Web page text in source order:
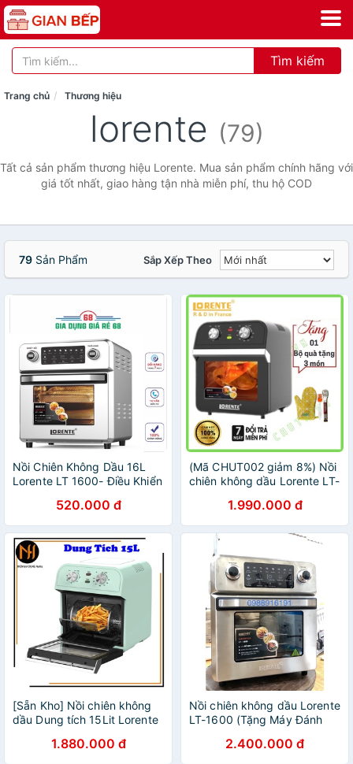
Tìm kiếm
Trang chủ Thương hiệu
lorente (79)
Tất cả sản phẩm thương hiệu Lorente. Mua sản phẩm chính hãng với
giá tốt nhất, giao hàng tận nhà miễn phí, thu hộ COD
79 Sản Phẩm Sắp Xếp Theo
Nồi Chiên Không Dầu 16L
Lorente LT 1600- Điều Khiển
520.000 đ
(Mã CHUT002 giảm 8%) Nồi
chiên không dầu Lorente LT-
Cấp) - Hàng chính hãng
1.990.000 đ
[Sẵn Kho] Nồi chiên không
dầu Dung tích 15Lit Lorente
Bảo hành 12 tháng
1.880.000 đ
Nồi chiên không dầu Lorente
LT-1600 (Tặng Máy Đánh
16 Lít ,100% INOX Siêu Bền
2.400.000 đ